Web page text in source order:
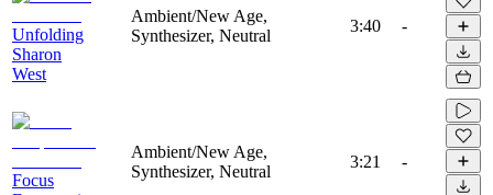
Unfolding
Sharon
West
Ambient/New Age,
Synthesizer, Neutral
3:40 -
Focus
Ambient/New Age,
Synthesizer, Neutral
3:21 -